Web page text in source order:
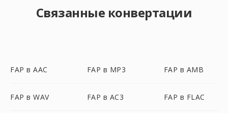
Связанные конвертации
FAP в AAC FAP в MP3 FAP в AMB
FAP в WAV FAP в AC3 FAP в FLAC